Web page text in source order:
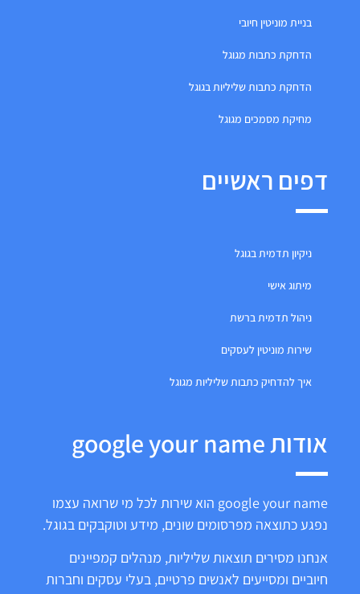
בניית מוניטין חיובי
הדחקת כתבות מגוגל
הדחקת כתבות שליליות בגוגל
מחיקת מסמכים מגוגל
דפים ראשיים
ניקיון תדמית בגוגל
מיתוג אישי
ניהול תדמית ברשת
שירות מוניטין לעסקים
איך להדחיק כתבות שליליות מגוגל
אודות google your name
google your name הוא שירות לכל מי שרואה עצמו
נפגע כתוצאה מפרסומים שונים, מידע וטוקבקים בגוגל.
אנחנו מסירים תוצאות שליליות, מנהלים קמפיינים
חיוביים ומסייעים לאנשים פרטיים, בעלי עסקים וחברות